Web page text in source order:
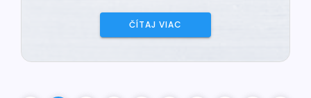
ČÍTAJ VIAC